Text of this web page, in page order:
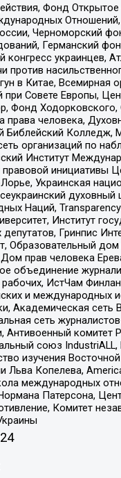
Фонд
Отношений,
Черноморский
Германский
украинцев,
в Китае, Всемирная
Совете Европы,
Фонд
человека,
Колледж,
организаций по
Институт
Украинская
духовный
Наций,
Институт
Гринпис
Образовательный
прав человека
объединение
ИстЧам
и
Академическая сеть
сеть
комитет
союз
изучения
Копелева,
международных
Патерсона,
Комитет